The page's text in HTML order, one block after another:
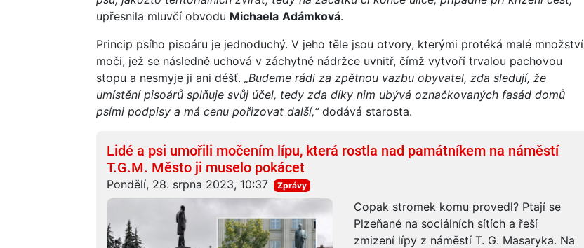
upřesnila mluvčí obvodu Michaela Adámková.
Princip psího pisoáru je jednoduchý. V jeho těle jsou otvory, kterými protéká malé množství
moči, jež se následně uchová v záchytné nádržce uvnitř, čímž vytvoří trvalou pachovou
stopu a nesmyje ji ani déšť. „Budeme rádi za zpětnou vazbu obyvatel, zda sledují, že
umístění pisoárů splňuje svůj účel, tedy zda díky nim ubývá označkovaných fasád domů
psími podpisy a má cenu pořizovat další,“ dodává starosta.
Lidé a psi umořili močením lípu, která rostla nad památníkem na náměstí
T.G.M. Město ji muselo pokácet
Pondělí, 28. srpna 2023, 10:37 Zprávy
Copak stromek komu provedl? Ptají se
Plzeňané na sociálních sítích a řeší
zmizení lípy z náměstí T. G. Masaryka. Na